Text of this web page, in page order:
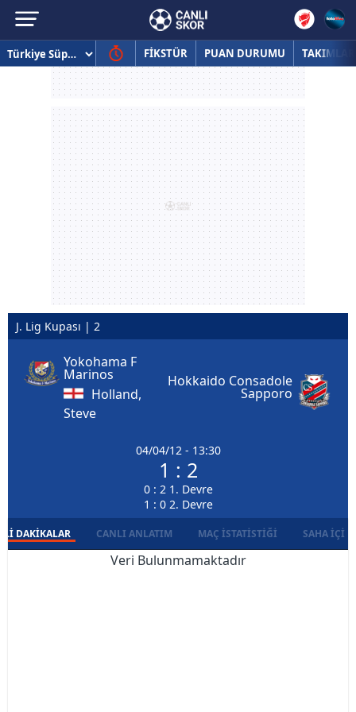
FİKSTÜR PUAN DURUMU TAKIMLAR
J. Lig Kupası | 2
Yokohama F
Marinos
Holland,
Steve
04/04/12 - 13:30
1 : 2
0 : 2 1. Devre
1 : 0 2. Devre
Hokkaido Consadole
Sapporo
DAKIKALAR CANLI ANLATIM MAÇ İSTATISTIĞI SAHA İÇI
Veri Bulunmamaktadır